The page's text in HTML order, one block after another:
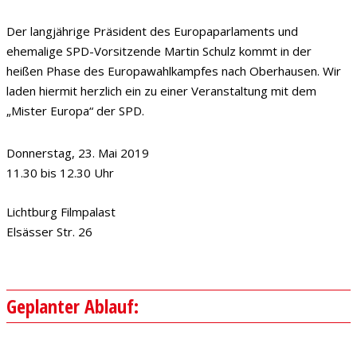
Der langjährige Präsident des Europaparlaments und
ehemalige SPD-Vorsitzende Martin Schulz kommt in der
heißen Phase des Europawahlkampfes nach Oberhausen. Wir
laden hiermit herzlich ein zu einer Veranstaltung mit dem
„Mister Europa“ der SPD.
Donnerstag, 23. Mai 2019
11.30 bis 12.30 Uhr
Lichtburg Filmpalast
Elsässer Str. 26
Geplanter Ablauf: